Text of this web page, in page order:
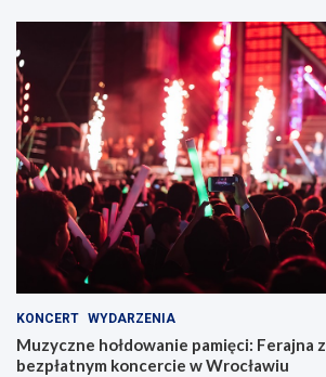
KONCERT WYDARZENIA
Muzyczne hołdowanie pamięci: Ferajna
bezpłatnym koncercie w Wrocławiu